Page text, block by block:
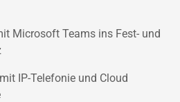
Microsoft Teams ins Fest- und
IP-Telefonie und Cloud